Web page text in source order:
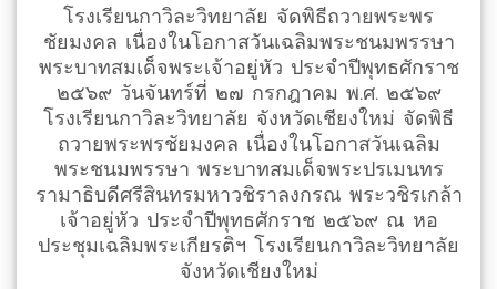
โรงเรียนกาวิละวิทยาลัย จัดพิธีถวายพระพร
ชัยมงคล เนื่องในโอกาสวันเฉลิมพระชนมพรรษา
พระบาทสมเด็จพระเจ้าอยู่หัว ประจำปีพุทธศักราช
๒๕๖๙ วันจันทร์ที่ ๒๗ กรกฎาคม พ.ศ. ๒๕๖๙
โรงเรียนกาวิละวิทยาลัย จังหวัดเชียงใหม่ จัดพิธี
ถวายพระพรชัยมงคล เนื่องในโอกาสวันเฉลิม
พระชนมพรรษา พระบาทสมเด็จพระปรเมนทร
รามาธิบดีศรีสินทรมหาวชิราลงกรณ พระวชิรเกล้า
เจ้าอยู่หัว ประจำปีพุทธศักราช ๒๕๖๙ ณ หอ
ประชุมเฉลิมพระเกียรติฯ โรงเรียนกาวิละวิทยาลัย
จังหวัดเชียงใหม่